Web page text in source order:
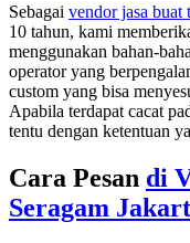
Sebagai vendor jasa buat
10 tahun, kami
menggunakan bahan-
operator yang
custom yang bisa
Apabila terdapat cacat
tentu dengan ketentuan
Cara Pesan di
Seragam